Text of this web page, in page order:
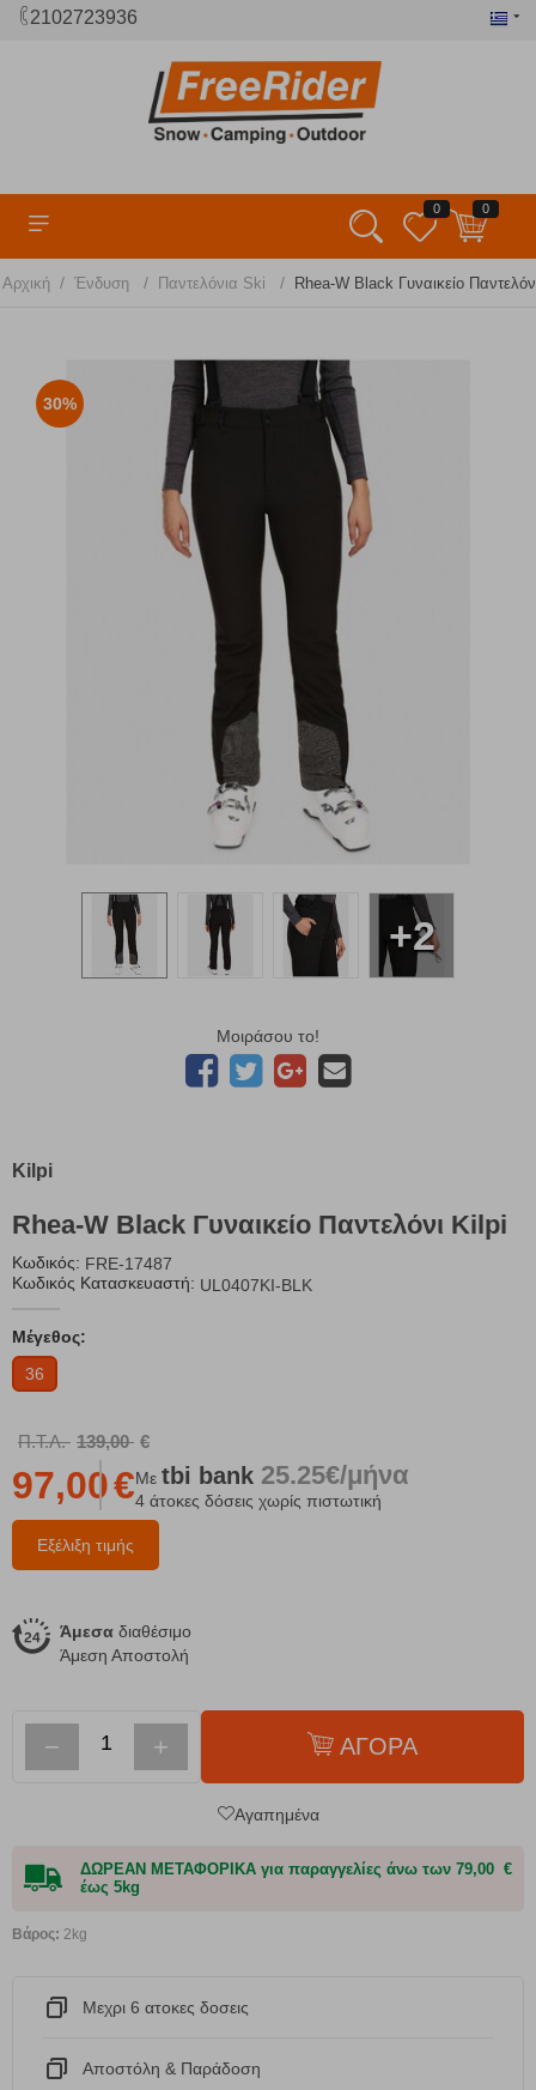
2102723936
0 0
Αρχική / Ένδυση / Παντελόνια Ski / Rhea-W Black Γυναικείο
30%
+2
Μοιράσου το!
Kilpi
Rhea-W Black Γυναικείο Παντελόνι Kilpi
Κωδικός: FRE-17487
Κωδικός Κατασκευαστή: UL0407KI-BLK
Μέγεθος:
36
Π.Τ.Λ. 139,00 €
Εξέλιξη τιμής
97,00€Με tbi bank 25.25€/μήνα
4 άτοκες δόσεις χωρίς πιστωτική
Άμεσα διαθέσιμο
Άμεση Αποστολή
− + ΑΓΟΡΑ
Αγαπημένα
ΔΩΡΕΑΝ ΜΕΤΑΦΟΡΙΚΑ για παραγγελίες άνω των 79,00 €
έως 5kg
Βάρος: 2kg
Μεχρι 6 ατοκες δοσεις
Αποστόλη & Παράδοση